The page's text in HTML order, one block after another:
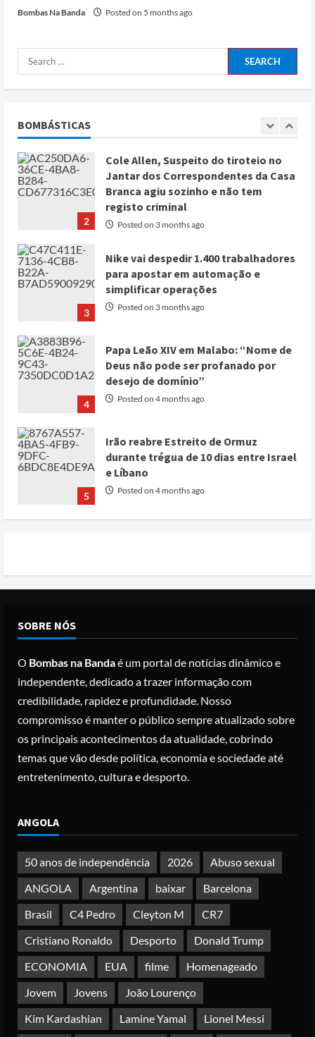
Bombas Na Banda Posted on 5 months ago
BOMBÁSTICAS
e Líbano
1
2
Cole Allen, Suspeito do tiroteio no
Jantar dos Correspondentes da Casa
Branca agiu sozinho e não tem
registo criminal
Posted on 3 months ago
3
Nike vai despedir 1.400 trabalhadores
para apostar em automação e
simplificar operações
Posted on 3 months ago
4
Papa Leão XIV em Malabo: “Nome de
Deus não pode ser profanado por
desejo de domínio”
Posted on 4 months ago
5
Irão reabre Estreito de Ormuz
durante trégua de 10 dias entre Israel
e Líbano
Posted on 4 months ago
1
Posted on 3 months ago
2
registo criminal
Posted on 3 months ago
3
Nike vai despedir 1.400 trabalhadores
para apostar em automação e
simplificar operações
Posted on 3 months ago
4
desejo de domínio”
Posted on 4 months ago
5
Irão reabre Estreito de Ormuz
durante trégua de 10 dias entre Israel
e Líbano
Posted on 4 months ago
SOBRE NÓS
O Bombas na Bandaé um portal de notícias dinâmico e
independente, dedicado a trazer informação com
credibilidade, rapidez e profundidade. Nosso
compromisso é manter o público sempre atualizado sobre
os principais acontecimentos da atualidade, cobrindo
temas que vão desde política, economia e sociedade até
entretenimento, cultura e desporto.
ANGOLA
50 anos de independência 2026
Abuso sexual
ANGOLA
Argentina baixar
Barcelona
Brasil
C4 Pedro Cleyton M
CR7
Cristiano Ronaldo
Desporto
Donald Trump
ECONOMIA
EUA filme
Homenageado
Jovem
Jovens
João Lourenço
Kim Kardashian
Lamine Yamal
Lionel Messi